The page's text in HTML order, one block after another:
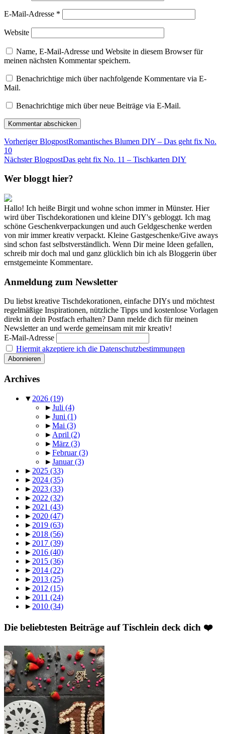
E-Mail-Adresse *
Website
Name, E-Mail-Adresse und Website in diesem Browser für
meinen nächsten Kommentar speichern.
Benachrichtige mich über nachfolgende Kommentare via E-
Mail.
Benachrichtige mich über neue Beiträge via E-Mail.
Vorheriger BlogpostRomantisches Blumen DIY – Das geht fix No.
10
Nächster BlogpostDas geht fix No. 11 – Tischkarten DIY
Wer bloggt hier?
Hallo! Ich heiße Birgit und wohne schon immer in Münster. Hier
wird über Tischdekorationen und kleine DIY's gebloggt. Ich mag
schöne Geschenkverpackungen und auch Geldgeschenke werden
von mir immer kreativ verpackt. Kleine Gastgeschenke/Give aways
sind schon fast selbstverständlich. Wenn Dir meine Ideen gefallen,
schreib mir doch mal und ganz glücklich bin ich als Bloggerin über
ernstgemeinte Kommentare.
Anmeldung zum Newsletter
Du liebst kreative Tischdekorationen, einfache DIYs und möchtest
regelmäßige Inspirationen, nützliche Tipps und kostenlose Vorlagen
direkt in dein Postfach erhalten? Dann melde dich für meinen
Newsletter an und werde gemeinsam mit mir kreativ!
E-Mail-Adresse
Hiermit akzeptiere ich die Datenschutzbestimmungen
Archives
▼ 2026 (19)
►Juli (4)
►Juni (1)
►Mai (3)
► April (2)
►März (3)
►Februar(3)
►Januar(3)
► 2025 (33)
► 2024 (35)
► 2023 (33)
► 2022 (32)
► 2021 (43)
► 2020 (47)
► 2019 (63)
► 2018 (56)
► 2017 (39)
► 2016 (40)
► 2015 (36)
► 2014 (22)
► 2013 (25)
► 2012 (15)
► 2011 (24)
► 2010 (34)
Die beliebtesten Beiträge auf Tischlein deck dich ❤️